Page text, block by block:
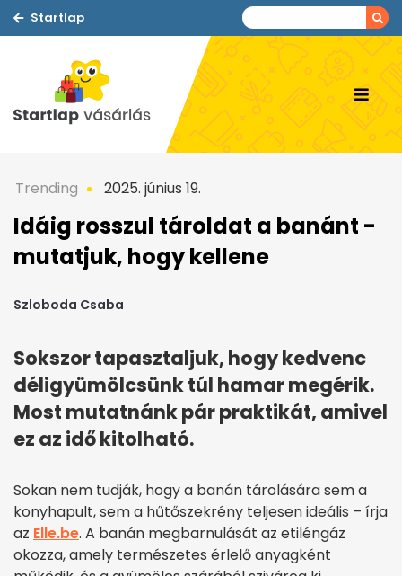
Startlap
Trending 2025. június 19.
Idáig rosszul tároldat a banánt -
mutatjuk, hogy kellene
Szloboda Csaba
Sokszor tapasztaljuk, hogy kedvenc
déligyümölcsünk túl hamar megérik.
Most mutatnánk pár praktikát, amivel
ez az idő kitolható.
Sokan nem tudják, hogy a banán tárolására sem a
konyhapult, sem a hűtőszekrény teljesen ideális – írja
az Elle.be. A banán megbarnulását az etiléngáz
okozza, amely természetes érlelő anyagként